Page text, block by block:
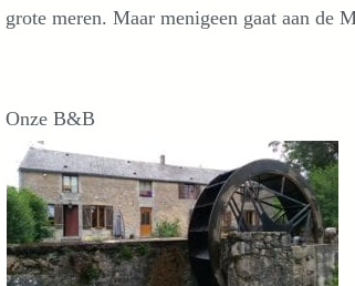
grote meren. Maar menigeen gaat aan de
Onze B&B